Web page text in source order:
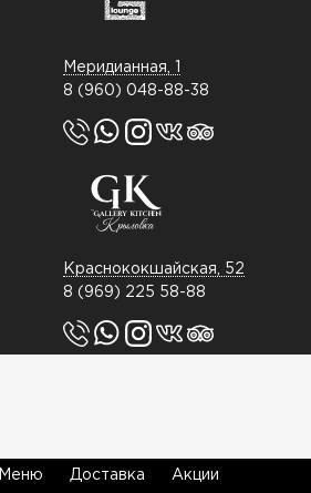
Меню Доставка Акции
Меридианная, 1
8 (960) 048-88-38
Краснококшайская, 52
8 (969) 225 58-88